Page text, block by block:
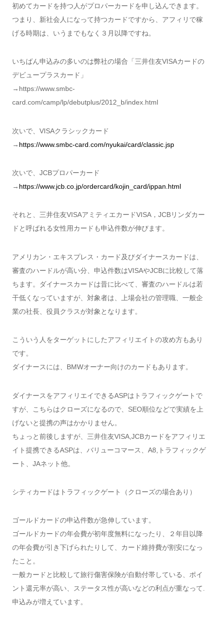
初めてカードを持つ人がプロパーカードを申し込んできます。
つまり、新社会人になって持つカードですから、アフィリで稼
げる時期は、いうまでもなく３月以降ですね。
いちばん申込みの多いのは弊社の場合「三井住友VISAカードの
デビュープラスカード」
→https://www.smbc-
card.com/camp/lp/debutplus/2012_b/index.html
次いで、VISAクラシックカード
→ https://www.smbc-card.com/nyukai/card/classic.jsp
次いで、JCBプロパーカード
→ https://www.jcb.co.jp/ordercard/kojin_card/ippan.html
それと、三井住友VISAアミティエカードVISA，JCBリンダカー
ドと呼ばれる女性用カードも申込件数が伸びます。
アメリカン・エキスプレス・カード及びダイナースカードは、
審査のハードルが高い分、申込件数はVISAやJCBに比較して落
ちます。ダイナースカードは昔に比べて、審査のハードルは若
干低くなっていますが、対象者は、上場会社の管理職、一般企
業の社長、役員クラスが対象となります。
こういう人をターゲットにしたアフィリエイトの攻め方もあり
です。
ダイナースには、BMWオーナー向けのカードもあります。
ダイナースをアフィリエイできるASPはトラフィックゲートで
すが、こちらはクローズになるので、SEO順位などで実績を上
げないと提携の声はかかりません。
ちょっと前後しますが、三井住友VISA,JCBカードをアフィリエ
イト提携できるASPは、バリューコマース、A8,トラフィックゲ
ート、JAネット他。
シティカードはトラフィックゲート（クローズの場合あり）
ゴールドカードの申込件数が急伸しています。
ゴールドカードの年会費が初年度無料になったり、２年目以降
の年会費が引き下げられたりして、カード維持費が割安になっ
たこと。
一般カードと比較して旅行傷害保険が自動付帯している、ポイ
ント還元率が高い、ステータス性が高いなどの利点が重なって.
申込みが増えています。